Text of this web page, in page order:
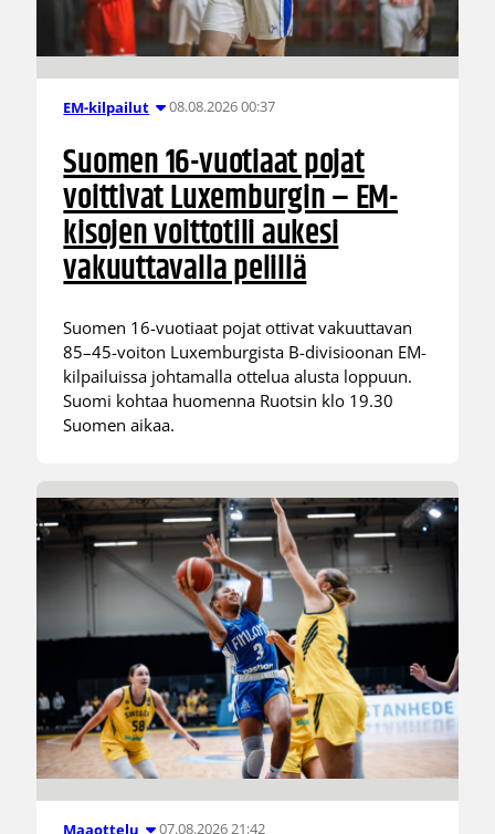
EM-kilpailut 08.08.2026 00:37
Suomen 16-vuotiaat pojat
voittivat Luxemburgin – EM-
kisojen voittotili aukesi
vakuuttavalla pelillä
Suomen 16-vuotiaat pojat ottivat vakuuttavan
85–45-voiton Luxemburgista B-divisioonan EM-
kilpailuissa johtamalla ottelua alusta loppuun.
Suomi kohtaa huomenna Ruotsin klo 19.30
Suomen aikaa.
Maaottelu 07.08.2026 21:42